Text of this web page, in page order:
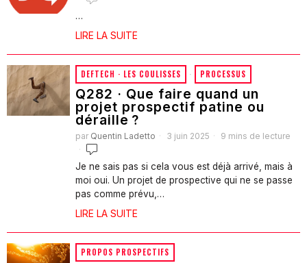
…
LIRE LA SUITE
DEFTECH · LES COULISSES · PROCESSUS
Q282 · Que faire quand un
projet prospectif patine ou
déraille ?
par Quentin Ladetto 3 juin 2025 9 mins de lecture
Je ne sais pas si cela vous est déjà arrivé, mais à
moi oui. Un projet de prospective qui ne se passe
pas comme prévu,…
LIRE LA SUITE
PROPOS PROSPECTIFS